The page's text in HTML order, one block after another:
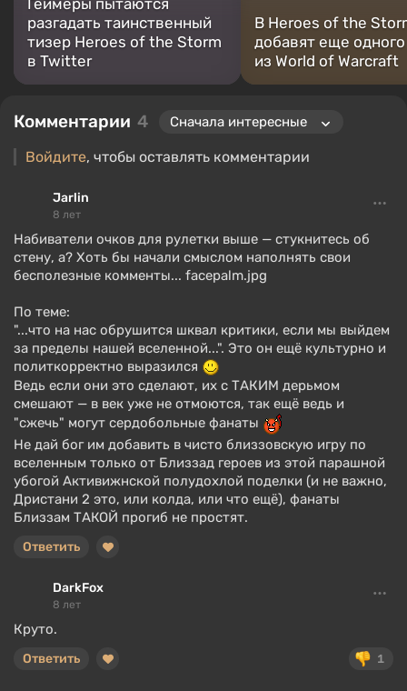
Геймеры пытаются
разгадать таинственный
тизер Heroes of the Storm
в Twitter
В Heroes of the
добавят еще одного
из World of Warcraft
Комментарии 4
Войдите, чтобы оставлять комментарии
Jarlin
8 лет
Набиватели очков для рулетки выше — стукнитесь об
стену, а? Хоть бы начали смыслом наполнять свои
бесполезные комменты... facepalm.jpg
По теме:
"...что на нас обрушится шквал критики, если мы выйдем
за пределы нашей вселенной...". Это он ещё культурно и
политкорректно выразился
Ведь если они это сделают, их с ТАКИМ дерьмом
смешают — в век уже не отмоются, так ещё ведь и
"сжечь" могут сердобольные фанаты
Не дай бог им добавить в чисто близзовскую игру по
вселенным только от Близзад героев из этой парашной
убогой Активижнской полудохлой поделки (и не важно,
Дристани 2 это, или колда, или что ещё), фанаты
Близзам ТАКОЙ прогиб не простят.
Ответить
DarkFox
8 лет
Круто.
1
Ответить